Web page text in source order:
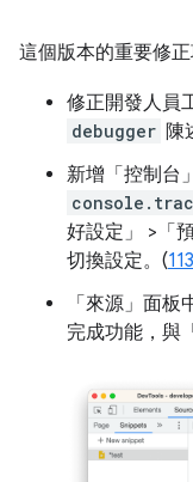
這個版本的重要修正
修正開發人員
debugger 陳
新增「控制台」
好設定」
>「
切換設定。(
「來源」 面板
完成功能，與